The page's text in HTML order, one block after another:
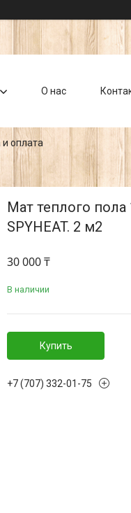
О нас
оплата
Мат теплого
SPYHEAT. 2 м2
30 000 ₸
В наличии
Купить
+7 (707) 332-01-75